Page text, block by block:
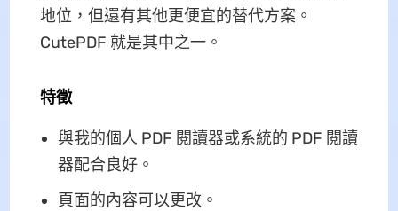
地位，但還有其他更便宜的替代方案。
CutePDF 就是其中之一。
特徵
與我的個人 PDF 閱讀器或系統的 PDF 閱讀
器配合良好。
頁面的內容可以更改。